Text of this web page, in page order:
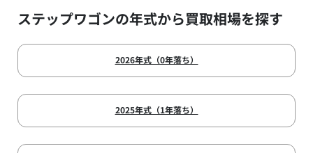
ステップワゴンの年式から買取相場を探す
2026年式（0年落ち）
2025年式（1年落ち）